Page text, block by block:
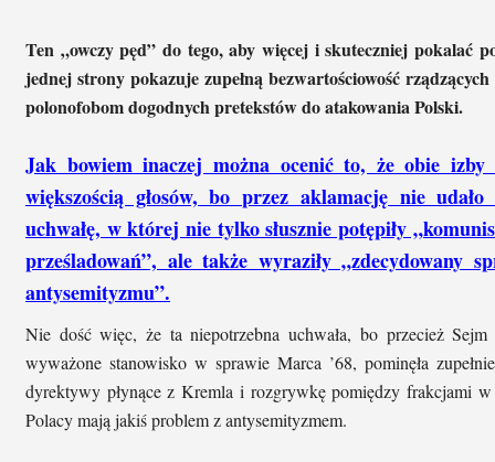
Ten „owczy pęd” do tego, aby więcej i skuteczniej pokalać
jednej strony pokazuje zupełną bezwartościowość
polonofobom dogodnych pretekstów do atakowania Polski.
Jak bowiem inaczej można ocenić to, że obie izby
większością głosów, bo przez aklamację nie
uchwałę, w której nie tylko słusznie potępiły
prześladowań”, ale także wyraziły „zdecydowany
antysemityzmu”.
Nie dość więc, że ta niepotrzebna uchwała, bo przecież
wyważone stanowisko w sprawie Marca ’68, pominęła
dyrektywy płynące z Kremla i rozgrywkę pomiędzy frakcjami w
Polacy mają jakiś problem z antysemityzmem.